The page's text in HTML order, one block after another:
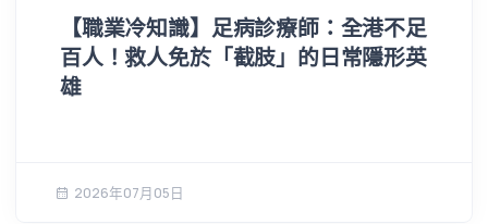
【職業冷知識】足病診療師：全港不足
百人！救人免於「截肢」的日常隱形英
雄
2026年07月05日